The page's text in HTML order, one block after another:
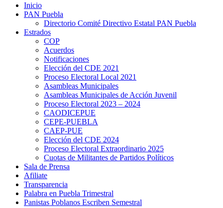
Inicio
PAN Puebla
Directorio Comité Directivo Estatal PAN Puebla
Estrados
COP
Acuerdos
Notificaciones
Elección del CDE 2021
Proceso Electoral Local 2021
Asambleas Municipales
Asambleas Municipales de Acción Juvenil
Proceso Electoral 2023 – 2024
CAODICEPUE
CEPE-PUEBLA
CAEP-PUE
Elección del CDE 2024
Proceso Electoral Extraordinario 2025
Cuotas de Militantes de Partidos Políticos
Sala de Prensa
Afiliate
Transparencia
Palabra en Puebla Trimestral
Panistas Poblanos Escriben Semestral